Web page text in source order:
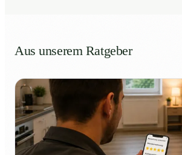
Aus unserem Ratgeber